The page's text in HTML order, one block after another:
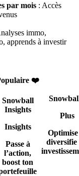
par mois : Accès
immo,
apprends à investir
❤️
Snowball
Insights
Insights
Passe à
l’action,
boost ton
Plus
diversifie